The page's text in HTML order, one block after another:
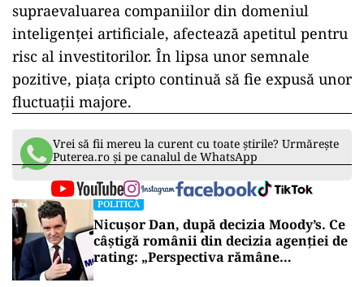
supraevaluarea companiilor din domeniul
inteligenței artificiale, afectează apetitul pentru
risc al investitorilor. În lipsa unor semnale
pozitive, piața cripto continuă să fie expusă unor
fluctuații majore.
Vrei să fii mereu la curent cu toate știrile? Urmărește
Puterea.ro și pe canalul de WhatsApp
POLITICĂ
Nicușor Dan, după decizia Moody’s. Ce
câștigă românii din decizia agenției de
rating: „Perspectiva rămâne